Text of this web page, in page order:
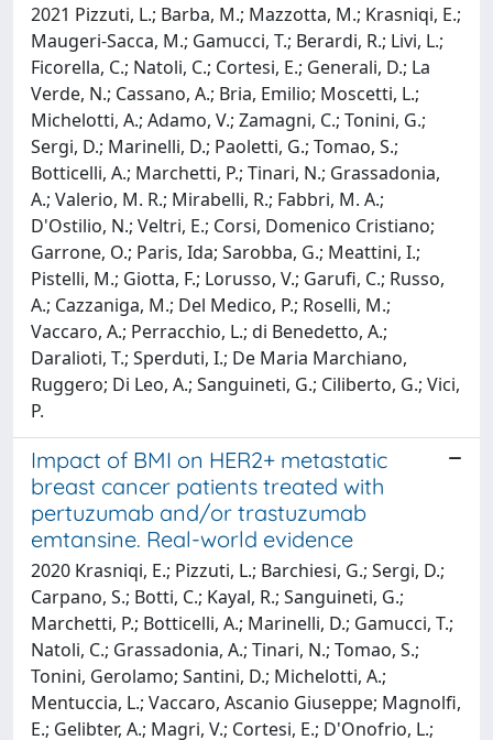
2021 Pizzuti, L.; Barba, M.; Mazzotta, M.; Krasniqi, E.;
Maugeri-Sacca, M.; Gamucci, T.; Berardi, R.; Livi, L.;
Ficorella, C.; Natoli, C.; Cortesi, E.; Generali, D.; La
Verde, N.; Cassano, A.; Bria, Emilio; Moscetti, L.;
Michelotti, A.; Adamo, V.; Zamagni, C.; Tonini, G.;
Sergi, D.; Marinelli, D.; Paoletti, G.; Tomao, S.;
Botticelli, A.; Marchetti, P.; Tinari, N.; Grassadonia,
A.; Valerio, M. R.; Mirabelli, R.; Fabbri, M. A.;
D'Ostilio, N.; Veltri, E.; Corsi, Domenico Cristiano;
Garrone, O.; Paris, Ida; Sarobba, G.; Meattini, I.;
Pistelli, M.; Giotta, F.; Lorusso, V.; Garufi, C.; Russo,
A.; Cazzaniga, M.; Del Medico, P.; Roselli, M.;
Vaccaro, A.; Perracchio, L.; di Benedetto, A.;
Daralioti, T.; Sperduti, I.; De Maria Marchiano,
Ruggero; Di Leo, A.; Sanguineti, G.; Ciliberto, G.; Vici,
P.
Impact of BMI on HER2+ metastatic
breast cancer patients treated with
pertuzumab and/or trastuzumab
emtansine. Real-world evidence
2020 Krasniqi, E.; Pizzuti, L.; Barchiesi, G.; Sergi, D.;
Carpano, S.; Botti, C.; Kayal, R.; Sanguineti, G.;
Marchetti, P.; Botticelli, A.; Marinelli, D.; Gamucci, T.;
Natoli, C.; Grassadonia, A.; Tinari, N.; Tomao, S.;
Tonini, Gerolamo; Santini, D.; Michelotti, A.;
Mentuccia, L.; Vaccaro, Ascanio Giuseppe; Magnolfi,
E.; Gelibter, A.; Magri, V.; Cortesi, E.; D'Onofrio, L.;